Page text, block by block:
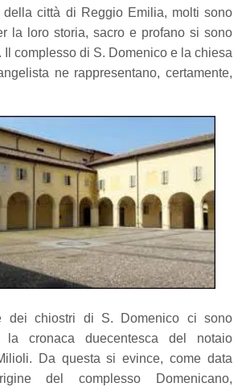
della città di Reggio Emilia, molti sono
la loro storia, sacro e profano si sono
Il complesso di S. Domenico e la chiesa
ne rappresentano, certamente,
dei chiostri di S. Domenico ci sono
la cronaca duecentesca del notaio
Da questa si evince, come data
del complesso Domenicano,